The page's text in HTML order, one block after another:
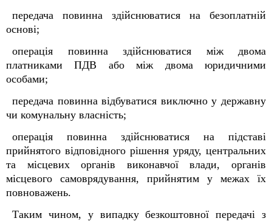
передача повинна здійснюватися на безоплатній
основі;
операція повинна здійснюватися між двома
платниками ПДВ або між двома юридичними
особами;
передача повинна відбуватися виключно у державну
чи комунальну власність;
операція повинна здійснюватися на підставі
прийнятого відповідного рішення уряду, центральних
та місцевих органів виконавчої влади, органів
місцевого самоврядування, прийнятим у межах їх
повноважень.
Таким чином, у випадку безкоштовної передачі з